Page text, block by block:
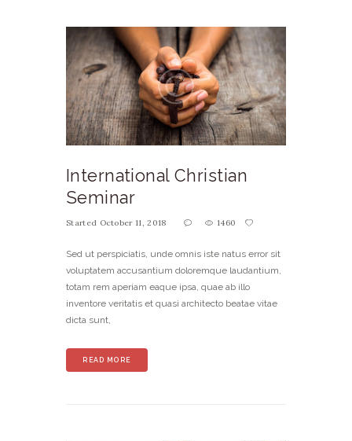
International Christian
Seminar
Started October 11, 2018 1460
Sed ut perspiciatis, unde omnis iste natus error sit
voluptatem accusantium doloremque laudantium,
totam rem aperiam eaque ipsa, quae ab illo
inventore veritatis et quasi architecto beatae vitae
dicta sunt,
READ MORE